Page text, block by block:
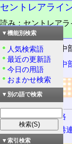
セントレアライ
読み：セントレアラ
品詞：固有名詞
知多半島道路と
知多横断道路
リンク
該当する道路
知多横断道路
中部国際空港
▼機能別検索
人気検索語
最近の更新語
今日の用語
おまかせ検索
▼別の語で検索
▼索引検索